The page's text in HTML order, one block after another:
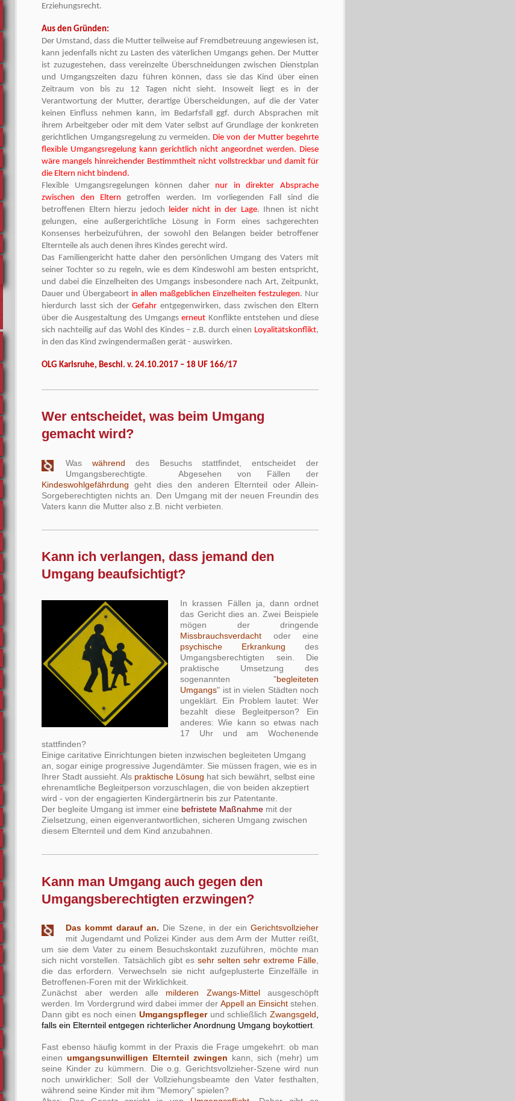
Erziehungsrecht.
Aus den Gründen:
Der Umstand, dass die Mutter teilweise auf Fremdbetreuung angewiesen ist,
kann jedenfalls nicht zu Lasten des väterlichen Umgangs gehen. Der Mutter
ist zuzugestehen, dass vereinzelte Überschneidungen zwischen Dienstplan
und Umgangszeiten dazu führen können, dass sie das Kind über einen
Zeitraum von bis zu 12 Tagen nicht sieht. Insoweit liegt es in der
Verantwortung der Mutter, derartige Überscheidungen, auf die der Vater
keinen Einfluss nehmen kann, im Bedarfsfall ggf. durch Absprachen mit
ihrem Arbeitgeber oder mit dem Vater selbst auf Grundlage der konkreten
gerichtlichen Umgangsregelung zu vermeiden. Die von der Mutter begehrte
flexible Umgangsregelung kann gerichtlich nicht angeordnet werden. Diese
wäre mangels hinreichender Bestimmtheit nicht vollstreckbar und damit für
die Eltern nicht bindend.
Flexible Umgangsregelungen können daher nur in direkter Absprache
zwischen den Eltern getroffen werden. Im vorliegenden Fall sind die
betroffenen Eltern hierzu jedoch leider nicht in der Lage. Ihnen ist nicht
gelungen, eine außergerichtliche Lösung in Form eines sachgerechten
Konsenses herbeizuführen, der sowohl den Belangen beider betroffener
Elternteile als auch denen ihres Kindes gerecht wird.
Das Familiengericht hatte daher den persönlichen Umgang des Vaters mit
seiner Tochter so zu regeln, wie es dem Kindeswohl am besten entspricht,
und dabei die Einzelheiten des Umgangs insbesondere nach Art, Zeitpunkt,
Dauer und Übergabeort in allen maßgeblichen Einzelheiten festzulegen. Nur
hierdurch lasst sich derGefahr entgegenwirken, dass zwischen den Eltern
über die Ausgestaltung des Umgangserneut Konflikte entstehen und diese
sich nachteilig auf das Wohl des Kindes – z.B. durch einen Loyalitätskonflikt,
in den das Kind zwingendermaßen gerät - auswirken.
OLG Karlsruhe, Beschl. v. 24.10.2017 – 18 UF 166/17
Wer entscheidet, was beim Umgang
gemacht wird?
Waswährend des Besuchs stattfindet, entscheidet der
Umgangsberechtigte. Abgesehen von Fällen der
Kindeswohlgefährdung geht dies den anderen Elternteil oder Allein-
Sorgeberechtigten nichts an. Den Umgang mit der neuen Freundin des
Vaters kann die Mutter also z.B. nicht verbieten.
Kann ich verlangen, dass jemand den
Umgang beaufsichtigt?
In krassen Fällen ja, dann ordnet
das Gericht dies an. Zwei Beispiele
mögen der dringende
Missbrauchsverdacht oder eine
psychische
Erkrankung des
Umgangsberechtigten sein. Die
praktische Umsetzung des
sogenannten "begleiteten
Umgangs" ist in vielen Städten noch
ungeklärt. Ein Problem lautet: Wer
bezahlt diese Begleitperson? Ein
anderes: Wie kann so etwas nach
17 Uhr und am Wochenende
stattfinden?
Einige caritative Einrichtungen bieten inzwischen begleiteten Umgang
an, sogar einige progressive Jugendämter. Sie müssen fragen, wie es in
Ihrer Stadt aussieht. Als praktische Lösung hat sich bewährt, selbst eine
ehrenamtliche Begleitperson vorzuschlagen, die von beiden akzeptiert
wird - von der engagierten Kindergärtnerin bis zur Patentante.
Der begleite Umgang ist immer eine befristete Maßnahme mit der
Zielsetzung, einen eigenverantwortlichen, sicheren Umgang zwischen
diesem Elternteil und dem Kind anzubahnen.
Kann man Umgang auch gegen den
Umgangsberechtigten erzwingen?
Das kommt darauf an. Die Szene, in der einGerichtsvollzieher
mit Jugendamt und Polizei Kinder aus dem Arm der Mutter reißt,
um sie dem Vater zu einem Besuchskontakt zuzuführen, möchte man
sich nicht vorstellen. Tatsächlich gibt es sehr selten sehr extreme Fälle
die das erfordern. Verwechseln sie nicht aufgeplusterte Einzelfälle in
Betroffenen-Foren mit der Wirklichkeit.
Zunächst aber werden alle milderen Zwangs-Mittelausgeschöpft
werden. Im Vordergrund wird dabei immer der Appell an Einsichtstehen.
Dann gibt es noch einen Umgangspflegerund schließlichZwangsgeld
falls ein Elternteil entgegen richterlicher Anordnung Umgang boykottiert
Fast ebenso häufig kommt in der Praxis die Frage umgekehrt: ob man
einenumgangsunwilligen Elternteil zwingen kann, sich (mehr) um
seine Kinder zu kümmern. Die o.g. Gerichtsvollzieher-Szene wird nun
noch unwirklicher: Soll der Vollziehungsbeamte den Vater festhalten,
während seine Kinder mit ihm "Memory" spielen?